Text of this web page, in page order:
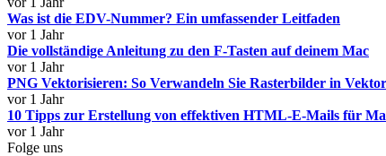
Was ist die EDV-Nummer? Ein umfassender Leitfaden
vor 1 Jahr
Die vollständige Anleitung zu den F-Tasten auf deinem Mac
vor 1 Jahr
PNG Vektorisieren: So Verwandeln Sie Rasterbilder in
vor 1 Jahr
10 Tipps zur Erstellung von effektiven HTML-E-Mails für
vor 1 Jahr
Folge uns